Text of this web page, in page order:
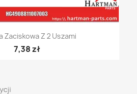
Zaciskowa Z 2 Uszami
7,38 zł